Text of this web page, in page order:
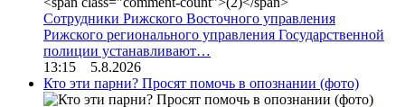
Сотрудники Рижского Восточного управления
Рижского регионального управления Государственной
полиции устанавливают…
13:15 5.8.2026
Кто эти парни? Просят помочь в опознании (фото)